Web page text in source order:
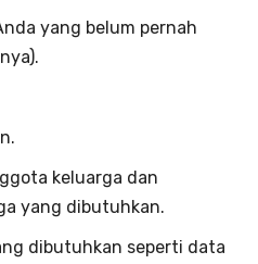
yang belum pernah
keluarga dan
yang dibutuhkan.
dibutuhkan seperti data